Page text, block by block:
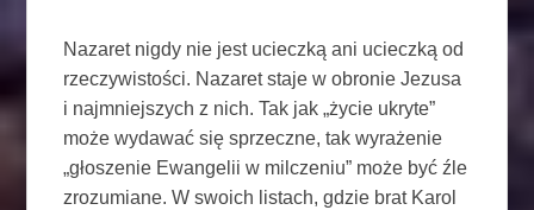
Nazaret nigdy nie jest ucieczką ani ucieczką od
rzeczywistości. Nazaret staje w obronie Jezusa
i najmniejszych z nich. Tak jak „życie ukryte”
może wydawać się sprzeczne, tak wyrażenie
„głoszenie Ewangelii w milczeniu” może być źle
zrozumiane. W swoich listach, gdzie brat Karol